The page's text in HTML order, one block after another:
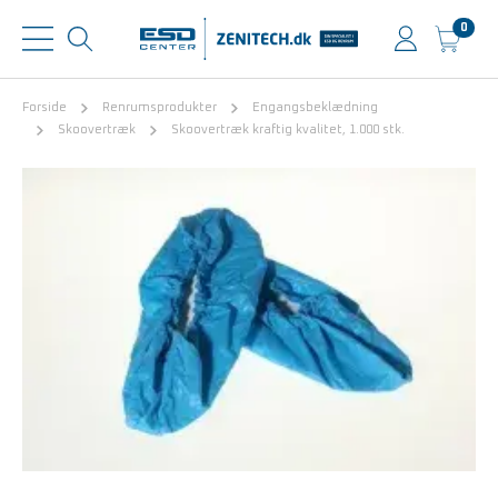
0
Forside Renrumsprodukter
Engangsbeklædning
Skoovertræk
Skoovertræk kraftig kvalitet, 1.000 stk.